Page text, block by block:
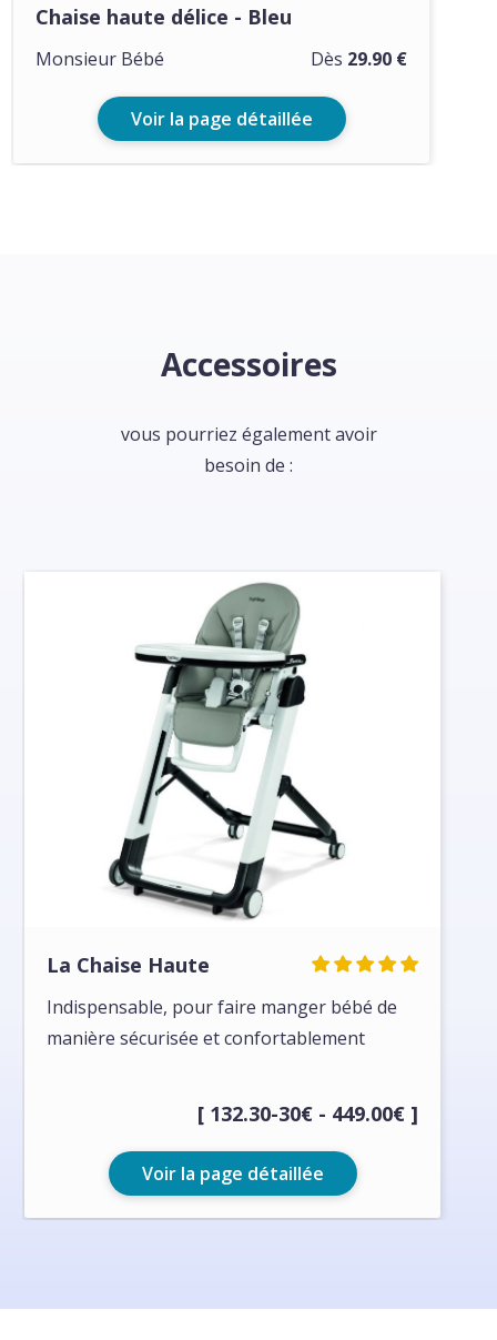
Chaise haute délice - Bleu
Dès 29.90 €
Monsieur Bébé
Voir la page détaillée
Accessoires
vous pourriez également avoir
besoin de :
La Chaise Haute
Indispensable, pour faire manger bébé de
manière sécurisée et confortablement
[ 132.30-30€ - 449.00€ ]
Voir la page détaillée